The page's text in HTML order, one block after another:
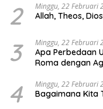
2 Minggu, 22 Februari
Allah, Theos,
3 Minggu, 22 Februari
Apa Perbedaan
Roma dengan
4 Minggu, 22 Februari
Bagaimana Kita